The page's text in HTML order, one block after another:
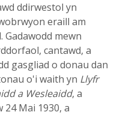
ddirwestol yn
eraill am
mewn
cantawd, a
gasgliad o donau dan
o'i waith yn Llyfr
a Wesleaidd, a
24 Mai 1930, a